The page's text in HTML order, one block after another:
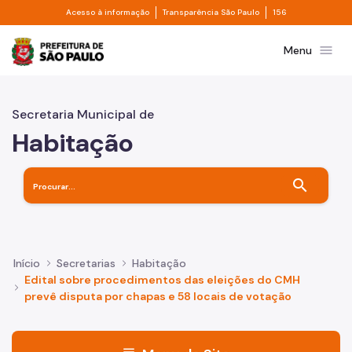
Pular para o Conteúdo principal
Acesso à informação Divisor de acesso à informação
Transparência São Paulo Divisor de
156
Prefeitura de São PauloMenu menu
Secretaria Municipal de
Habitação
search
Início Secretarias
Habitação
Edital sobre procedimentos das eleições do CMH
prevê disputa por chapas e 58 locais de votação